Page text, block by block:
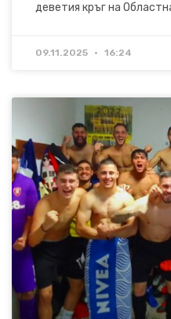
деветия кръг на
09.11.2025 16:24